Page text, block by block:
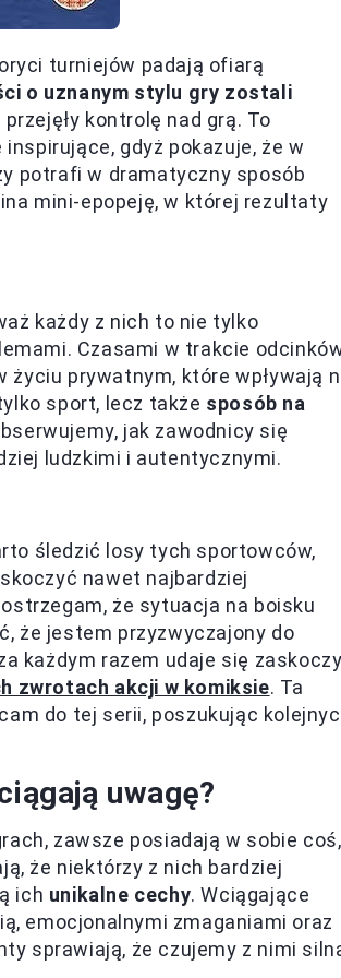
turniejów padają ofiarą
o uznanym stylu gry zostali
kontrolę nad grą. To
gdyż pokazuje, że w
potrafi w dramatyczny sposób
mini-epopeję, w której rezultaty
każdy z nich to nie tylko
Czasami w trakcie
prywatnym, które wpływają
sport, lecz także sposób na
jak zawodnicy się
ludzkimi i autentycznymi.
śledzić losy tych sportowców,
nawet najbardziej
że sytuacja na boisku
że jestem przyzwyczajony do
każdym razem udaje się
zwrotach akcji w komiksie. Ta
do tej serii, poszukując
uwagę?
zawsze posiadają w sobie coś,
że niektórzy z nich bardziej
ich unikalne cechy. Wciągające
emocjonalnymi zmaganiami oraz
sprawiają, że czujemy z nimi